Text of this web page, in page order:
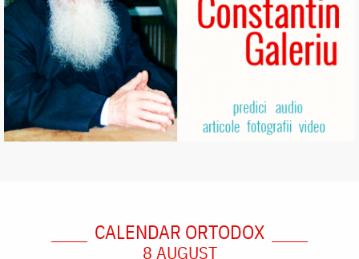
CALENDAR ORTODOX
8 AUGUST